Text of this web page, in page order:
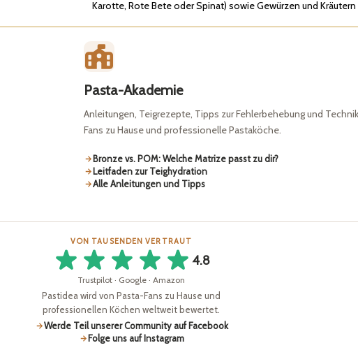
Karotte, Rote Bete oder Spinat) sowie Gewürzen und
Pasta-Akademie
Anleitungen, Teigrezepte, Tipps zur Fehlerbehebung und
Fans zu Hause und professionelle Pastaköche.
Bronze vs. POM: Welche Matrize passt zu dir?
Leitfaden zur Teighydration
Alle Anleitungen und Tipps
VON TAUSENDEN VERTRAUT
4.8
Trustpilot · Google · Amazon
Pastidea wird von Pasta-Fans zu Hause und
professionellen Köchen weltweit bewertet.
Werde Teil unserer Community auf Facebook
Folge uns auf Instagram